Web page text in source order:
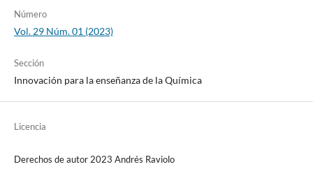
Número
Vol. 29 Núm. 01 (2023)
Sección
Innovación para la enseñanza de la Química
Licencia
Derechos de autor 2023 Andrés Raviolo